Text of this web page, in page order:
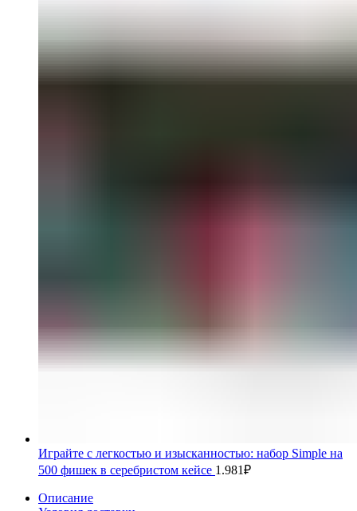
Играйте с легкостью и изысканностью: набор Simple на
500 фишек в серебристом кейсе 1.981₽
Описание